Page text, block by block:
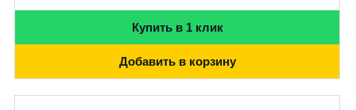
Купить в 1 клик
Добавить в корзину